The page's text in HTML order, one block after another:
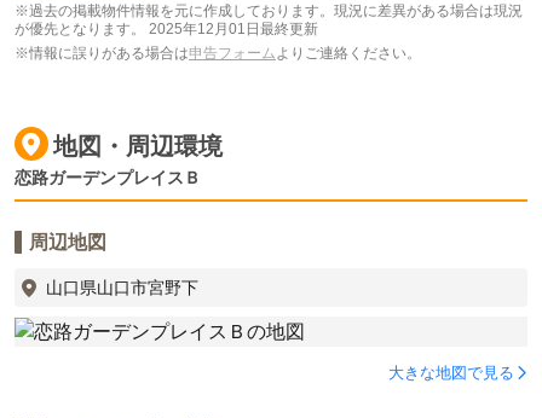
※過去の掲載物件情報を元に作成しております。現況に差異がある場合は現況
が優先となります。 2025年12月01日最終更新
※情報に誤りがある場合は申告フォーム よりご連絡ください。
地図・周辺環境
恋路ガーデンプレイスＢ
周辺地図
山口県山口市宮野下
大きな地図で見る